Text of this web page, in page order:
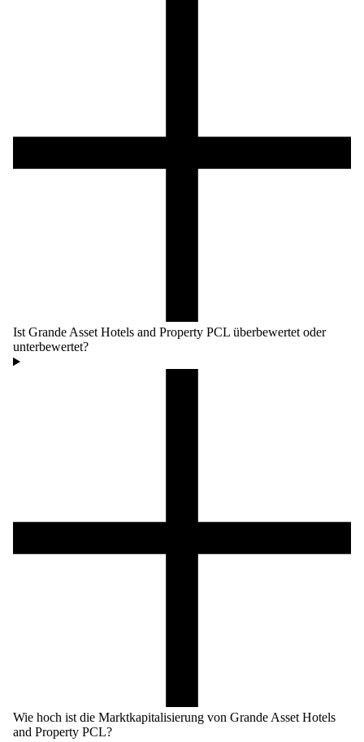
Ist Grande Asset Hotels and Property PCL überbewertet oder
unterbewertet?
Wie hoch ist die Marktkapitalisierung von Grande Asset Hotels
and Property PCL?